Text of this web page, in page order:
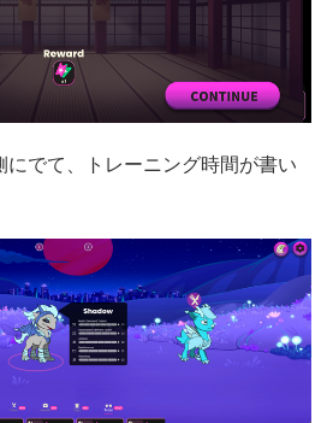
でて、トレーニング時間が書い